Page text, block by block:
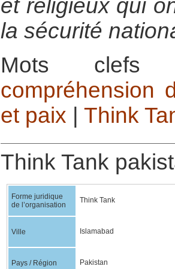
et religieux qui
la sécurité
Mots
compréhension
et paix
Think
Think Tank
Forme juridique
de l’organisation
Think Tank
Ville Islamabad
Pays / Région Pakistan